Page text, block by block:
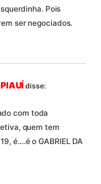
Pois
ser negociados.
disse:
com toda
quem tem
é….é o GABRIEL DA